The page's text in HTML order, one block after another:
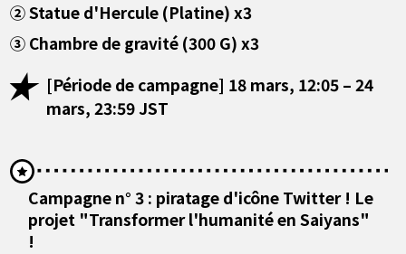
② Statue d'Hercule (Platine) x3
③ Chambre de gravité (300 G) x3
[Période de campagne] 18 mars, 12:05 – 24
mars, 23:59 JST
Campagne n° 3 : piratage d'icône Twitter ! Le
projet "Transformer l'humanité en Saiyans"
!